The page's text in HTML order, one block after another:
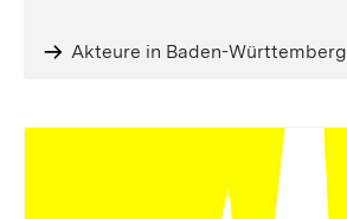
Akteure in Baden-Württemberg